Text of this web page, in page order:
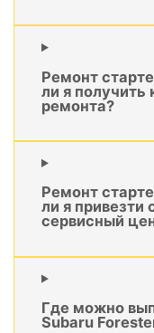
Ремонт
ли я получить
ремонта?
Ремонт
ли я привезти
сервисный
Где можно
Subaru